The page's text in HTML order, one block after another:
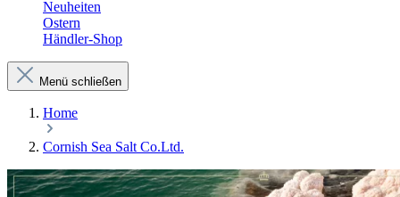
Neuheiten
Ostern
Händler-Shop
Menü schließen
Home
Cornish Sea Salt Co.Ltd.